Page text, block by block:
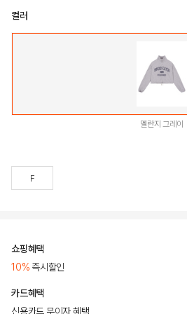
컬러
멜란지 그레이
F
쇼핑혜택
10% 즉시할인
카드혜택
신용카드 무이자 혜택